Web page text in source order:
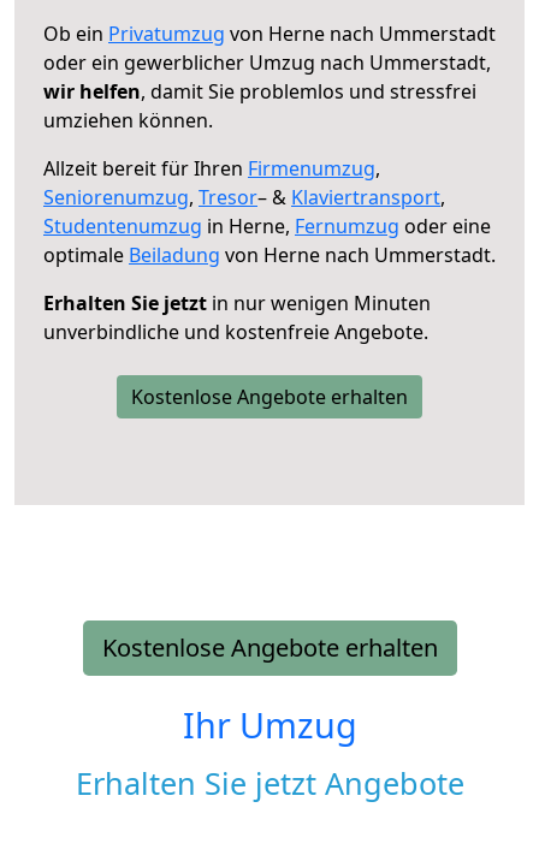
Ob ein Privatumzug von Herne nach Ummerstadt
oder ein gewerblicher Umzug nach Ummerstadt,
wir helfen, damit Sie problemlos und stressfrei
umziehen können.
Allzeit bereit für Ihren Firmenumzug,
Seniorenumzug, Tresor– & Klaviertransport,
Studentenumzug in Herne, Fernumzug oder eine
optimale Beiladung von Herne nach Ummerstadt.
Erhalten Sie jetzt in nur wenigen Minuten
unverbindliche und kostenfreie Angebote.
Kostenlose Angebote erhalten
Kostenlose Angebote erhalten
Ihr Umzug
Erhalten Sie jetzt Angebote